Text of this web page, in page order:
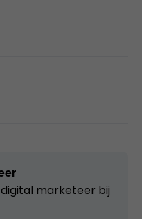
marketeer bij